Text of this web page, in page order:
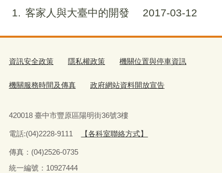
1 客家人與大臺中的開發 2017-03-12
資訊安全政策 隱私權政策 機關位置與停車資訊
機關服務時間及傳真 政府網站資料開放宣告
420018 臺中市豐原區陽明街36號3樓
電話:(04)2228-9111 【各科室聯絡方式】
傳真：(04)2526-0735
統一編號：10927444